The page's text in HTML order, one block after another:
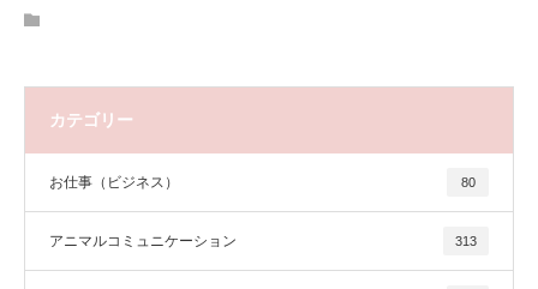
カテゴリー
お仕事（ビジネス） 80
アニマルコミュニケーション 313